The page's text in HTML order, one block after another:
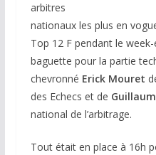
arbitres
nationaux les plus en
Top 12 F pendant le
baguette pour la partie
chevronné Erick Mouret
des Echecs et de
national de l’arbitrage.
Tout était en place à 16h